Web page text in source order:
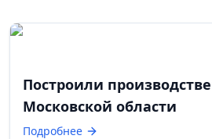
Построили
Московской области
Подробнее